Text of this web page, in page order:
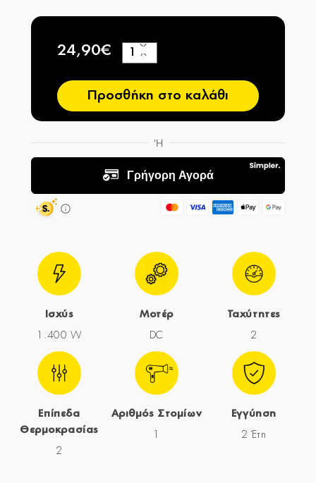
24,90€
−
+
Προσθήκη στο καλάθι
Ισχύς
1.400 W
Μοτέρ
DC
Ταχύτητες
2
Επίπεδα
Θερμοκρασίας
2
Αριθμός Στομίων Εγγύηση
2 Έτη